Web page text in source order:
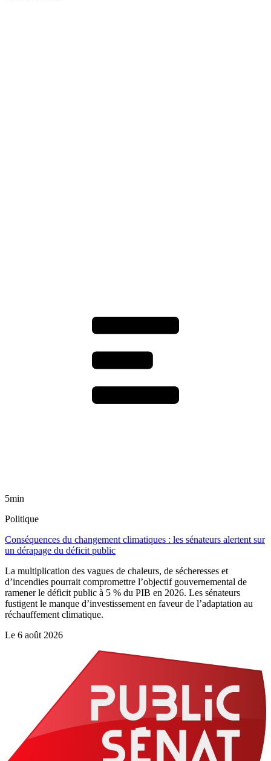
5min
Politique
Conséquences du changement climatiques : les sénateurs alertent sur
un dérapage du déficit public
La multiplication des vagues de chaleurs, de sécheresses et
d’incendies pourrait compromettre l’objectif gouvernemental de
ramener le déficit public à 5 % du PIB en 2026. Les sénateurs
fustigent le manque d’investissement en faveur de l’adaptation au
réchauffement climatique.
Le 6 août 2026